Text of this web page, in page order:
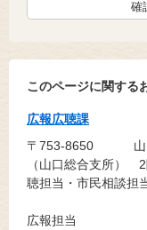
このページに関する
広報広聴課
〒753-8650
（山口総合支所）
聴担当・市民相談担
広報担当